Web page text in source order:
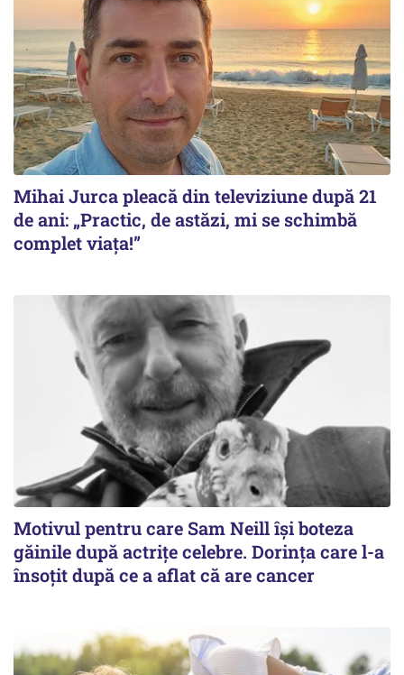
Mihai Jurca pleacă din televiziune după 21
de ani: „Practic, de astăzi, mi se schimbă
complet viața!”
Motivul pentru care Sam Neill își boteza
găinile după actrițe celebre. Dorința care l-a
însoțit după ce a aflat că are cancer